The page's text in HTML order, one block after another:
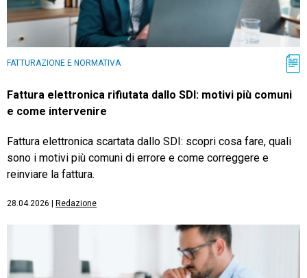
FATTURAZIONE E NORMATIVA
Fattura elettronica rifiutata dallo SDI: motivi più comuni
e come intervenire
Fattura elettronica scartata dallo SDI: scopri cosa fare, quali
sono i motivi più comuni di errore e come correggere e
reinviare la fattura.
28.04.2026 Redazione